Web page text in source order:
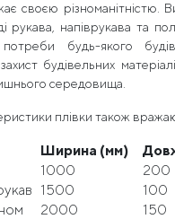
своєю різноманітністю.
рукава, напіврукава та
будь-якого
будівельних
середовища.
плівки також
Ширина (мм)
1000 200
1500 100
2000 150